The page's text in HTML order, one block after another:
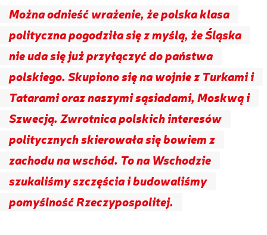
Można odnieść wrażenie, że polska klasa
polityczna pogodziła się z myślą, że Śląska
nie uda się już przyłączyć do państwa
polskiego. Skupiono się na wojnie z Turkami i
Tatarami oraz naszymi sąsiadami, Moskwą i
Szwecją. Zwrotnica polskich interesów
politycznych skierowała się bowiem z
zachodu na wschód. To na Wschodzie
szukaliśmy szczęścia i budowaliśmy
pomyślność Rzeczypospolitej.